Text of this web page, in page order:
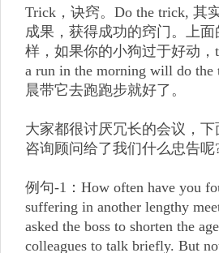
Trick，诀窍。Do the trick, 其
成果，获得成功的窍门。上
样，如果你的小狗过于好动，
a run in the morning will do
晨带它去跑跑步就好了。
大家都很讨厌冗长的会议，
咨询顾问给了我们什么忠告呢
例句-1：How often have you
suffering in another lengthy
asked the boss to shorten the
colleagues to talk briefly. But